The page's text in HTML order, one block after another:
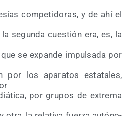
com­pe­ti­do­ras, y de ahí el
segun­da cues­tión era, es, la
se expan­de impul­sa­da por
por los apa­ra­tos esta­ta­les,
por gru­pos de extre­ma